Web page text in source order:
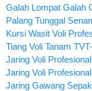
Galah Lompat Galah
Palang Tunggal
Kursi Wasit Voli
Tiang Voli Tanam
Jaring Voli
Jaring Voli
Jaring Gawang